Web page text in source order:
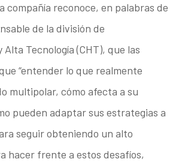
compañía reconoce, en palabras de
de la división de
Alta Tecnología (CHT), que las
“entender lo que realmente
multipolar, cómo afecta a su
pueden adaptar sus estrategias a
seguir obteniendo un alto
hacer frente a estos desafíos,